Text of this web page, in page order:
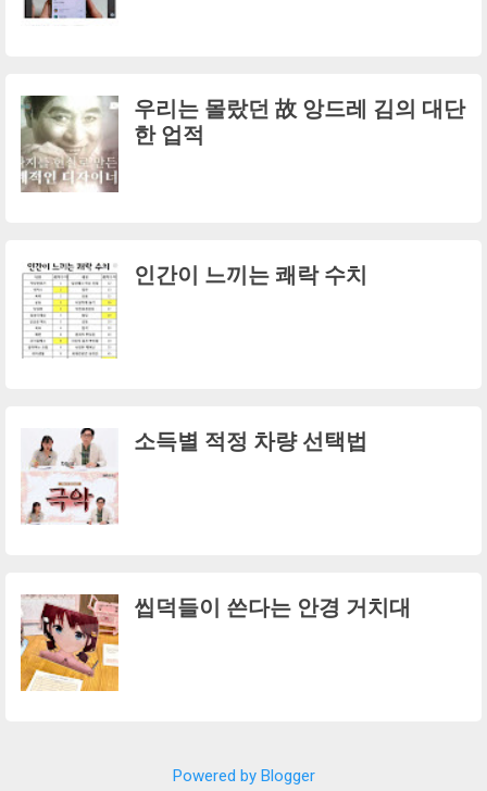
우리는 몰랐던 故 앙드레 김의 대단
한 업적
인간이 느끼는 쾌락 수치
소득별 적정 차량 선택법
씹덕들이 쓴다는 안경 거치대
Powered by Blogger